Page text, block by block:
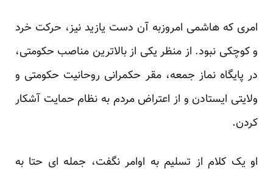
امری که هاشمی امروزبه آن دست یازید نیز، حرکت خرد
و کوچکی نبود. از منظر یکی از بالاترین مناصب حکومتی،
در پایگاه نماز جمعه، مقر حکمرانی روحانیت حکومتی و
ولایتی ایستادن و از اعتراض مردم به نظام حمایت آشکار
کردن.
او یک کلام از تسلیم به اوامر نگفت، جمله ای حتا به